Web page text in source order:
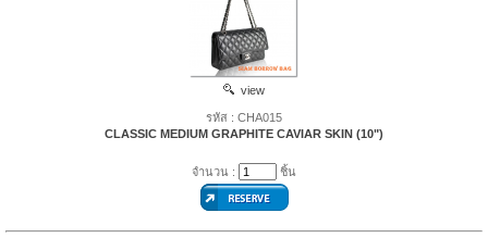
view
รหัส : CHA015
CLASSIC MEDIUM GRAPHITE CAVIAR SKIN (10")
จำนวน : ชิ้น